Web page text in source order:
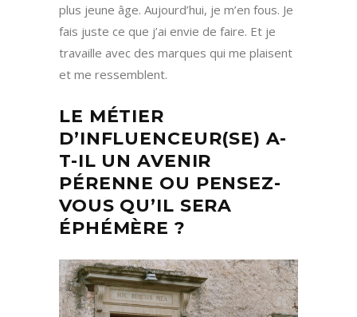
plus jeune âge. Aujourd’hui, je m’en fous. Je
fais juste ce que j’ai envie de faire. Et je
travaille avec des marques qui me plaisent
et me ressemblent.
LE MÉTIER
D’INFLUENCEUR(SE) A-
T-IL UN AVENIR
PÉRENNE OU PENSEZ-
VOUS QU’IL SERA
ÉPHÉMÈRE ?